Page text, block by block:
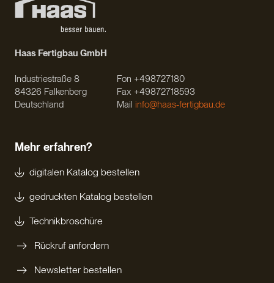
Haas Fertigbau GmbH
Industriestraße 8
84326 Falkenberg
Deutschland
Fon +498727180
Fax +49872718593
Mail info@haas-fertigbau.de
Mehr erfahren?
digitalen Katalog bestellen
gedruckten Katalog bestellen
Technikbroschüre
Rückruf anfordern
Newsletter bestellen